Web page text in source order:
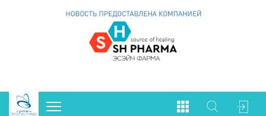
Экосистема